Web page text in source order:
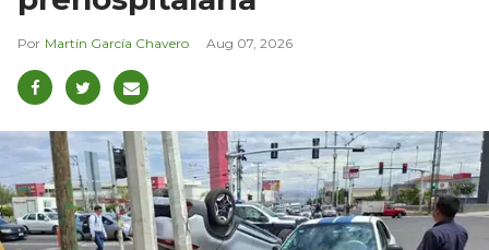
Martín García Chavero Aug 07, 2026